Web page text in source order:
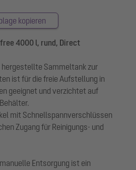
kopieren
4000 l, rund, Direct
hergestellte Sammeltank zur
ist für die freie Aufstellung in
geeignet und verzichtet auf
mit Schnellspannverschlüssen
Zugang für Reinigungs- und
Entsorgung ist ein